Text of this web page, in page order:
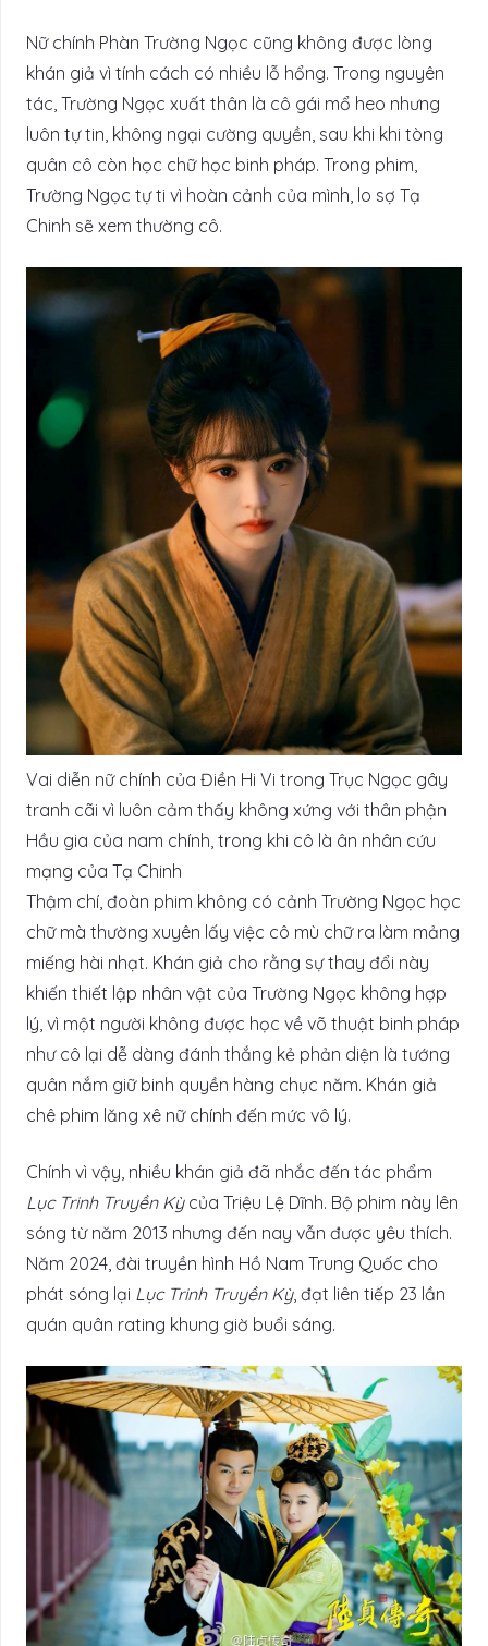
Nữ chính Phàn Trường Ngọc cũng không được lòng
khán giả vì tính cách có nhiều lỗ hổng. Trong nguyên
tác, Trường Ngọc xuất thân là cô gái mổ heo nhưng
luôn tự tin, không ngại cường quyền, sau khi khi tòng
quân cô còn học chữ học binh pháp. Trong phim,
Trường Ngọc tự ti vì hoàn cảnh của mình, lo sợ Tạ
Chinh sẽ xem thường cô.
Vai diễn nữ chính của Điền Hi Vi trong Trục Ngọc gây
tranh cãi vì luôn cảm thấy không xứng với thân phận
Hầu gia của nam chính, trong khi cô là ân nhân cứu
mạng của Tạ Chinh
Thậm chí, đoàn phim không có cảnh Trường Ngọc học
chữ mà thường xuyên lấy việc cô mù chữ ra làm mảng
miếng hài nhạt. Khán giả cho rằng sự thay đổi này
khiến thiết lập nhân vật của Trường Ngọc không hợp
lý, vì một người không được học về võ thuật binh pháp
như cô lại dễ dàng đánh thắng kẻ phản diện là tướng
quân nắm giữ binh quyền hàng chục năm. Khán giả
chê phim lăng xê nữ chính đến mức vô lý.
Chính vì vậy, nhiều khán giả đã nhắc đến tác phẩm
Lục Trinh Truyền Kỳcủa Triệu Lệ Dĩnh. Bộ phim này lên
sóng từ năm 2013 nhưng đến nay vẫn được yêu thích.
Năm 2024, đài truyền hình Hồ Nam Trung Quốc cho
phát sóng lại Lục Trinh Truyền Kỳ, đạt liên tiếp 23 lần
quán quân rating khung giờ buổi sáng.